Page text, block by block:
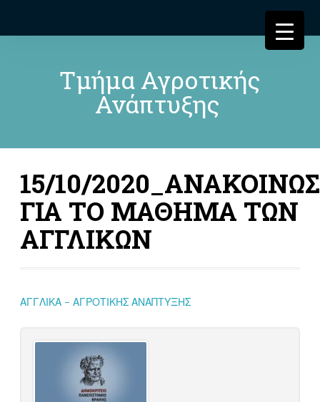
Τμήμα Αγροτικής
Ανάπτυξης
15/10/
ΓΙΑ ΤΟ ΜΑΘΗΜΑ ΤΩΝ
ΑΓΓΛΙΚΩΝ
ΑΓΓΛΙΚΑ – ΑΓΡΟΤΙΚΗΣ ΑΝΑΠΤΥΞΗΣ